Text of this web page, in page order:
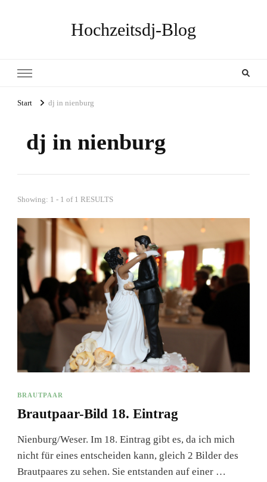
Hochzeitsdj-Blog
Start dj in nienburg
dj in nienburg
Showing: 1 - 1 of 1 RESULTS
BRAUTPAAR
Brautpaar-Bild 18. Eintrag
Nienburg/Weser. Im 18. Eintrag gibt es, da ich mich
nicht für eines entscheiden kann, gleich 2 Bilder des
Brautpaares zu sehen. Sie entstanden auf einer …